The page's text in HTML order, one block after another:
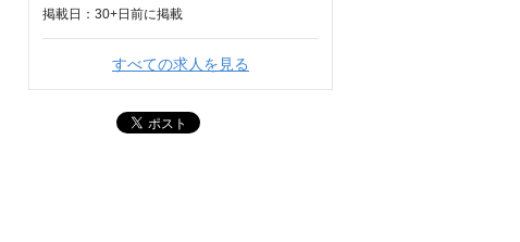
掲載日： 30+日 前に掲載
すべての求人を見る